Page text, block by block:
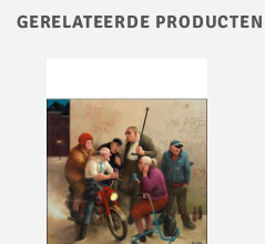
GERELATEERDE PRODUCTEN